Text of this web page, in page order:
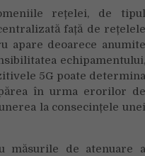
rețelei, de tipul
față de rețelele
apare deoarece anumite
echipamentului,
5G poate determina
în urma erorilor de
la consecințele unei
măsurile de atenuare a